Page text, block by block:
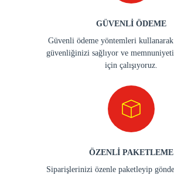
GÜVENLİ ÖDEME
Güvenli ödeme yöntemleri
güvenliğinizi sağlıyor ve
için çalışıyoruz.
ÖZENLİ PAKETLEME
Siparişlerinizi özenle paketleyip